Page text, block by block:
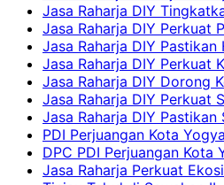
Jasa Raharja DIY
Jasa Raharja DIY Perkuat
Jasa Raharja DIY
Jasa Raharja DIY Perkuat
Jasa Raharja DIY Dorong
Jasa Raharja DIY Perkuat
Jasa Raharja DIY
PDI Perjuangan Kota
DPC PDI Perjuangan
Jasa Raharja Perkuat